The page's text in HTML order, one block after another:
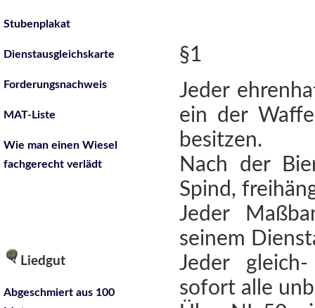
Stubenplakat
Dienstausgleichskarte
Forderungsnachweis
MAT-Liste
Wie man einen Wiesel
fachgerecht verlädt
Liedgut
Abgeschmiert aus 100
§1
Jeder
ein der
besitzen.
Nach der
Spind,
Jeder
seinem
Jeder
sofort alle